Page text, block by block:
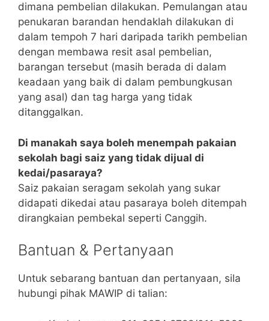
dimana pembelian dilakukan. Pemulangan atau
penukaran barandan hendaklah dilakukan di
dalam tempoh 7 hari daripada tarikh pembelian
dengan membawa resit asal pembelian,
barangan tersebut (masih berada di dalam
keadaan yang baik di dalam pembungkusan
yang asal) dan tag harga yang tidak
ditanggalkan.
Di manakah saya boleh menempah pakaian
sekolah bagi saiz yang tidak dijual di
kedai/pasaraya?
Saiz pakaian seragam sekolah yang sukar
didapati dikedai atau pasaraya boleh ditempah
dirangkaian pembekal seperti Canggih.
Bantuan & Pertanyaan
Untuk sebarang bantuan dan pertanyaan, sila
hubungi pihak MAWIP di talian: